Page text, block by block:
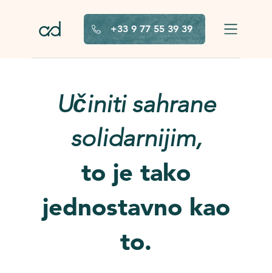
+33 9 77 55 39 39
Učiniti sahrane
solidarnijim,
to je tako
jednostavno kao
to.